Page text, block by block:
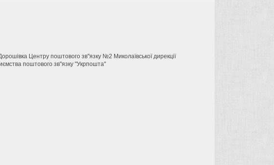
Центру поштового зв"язку №2 Миколаївської дирекції
поштового зв"язку "Укрпошта"